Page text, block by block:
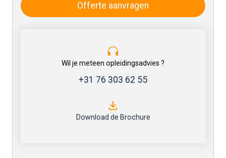
Offerte aanvragen
Wil je meteen opleidingsadvies ?
+31 76 303 62 55
Download de Brochure